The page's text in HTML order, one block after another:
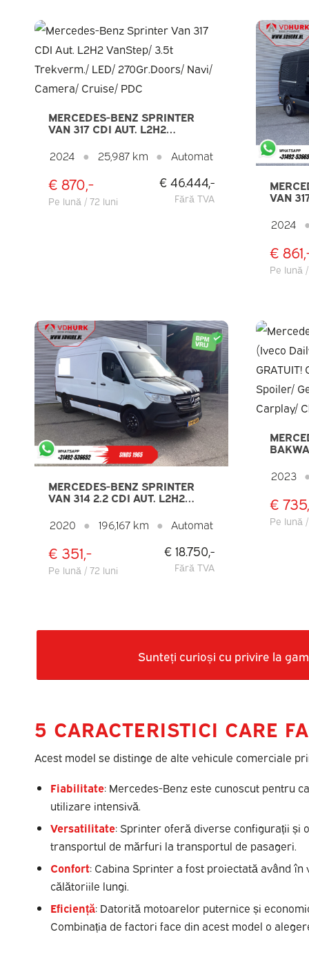
MERCEDES-BENZ SPRINTER
VAN 317 CDI AUT. L2H2
LED/ 270GR.DOORS/ NAVI/
CAMERA/ CRUISE/ PDC
2024 ● 25,987 km ● Automat
€ 870,-
Pe lună / 72 luni
€ 46.444,-
Fără TVA VAN
2024 ●
€
Pe lună
MERCEDES-BENZ SPRINTER
VAN 314 2.2 CDI AUT. L2H2
CAMERA/ CRUISE/ DAB/
REMORCĂ
2020 ● 196,167 km ● Automat
€ 351,-
Pe lună / 72 luni
€ 18.750,-
Fără TVA
NAVI/
2023 ●
€
Pe lună
Sunteți curioși cu privire la
5 CARACTERISTICI CARE
Acest model se distinge de alte vehicule comerciale
Fiabilitate: Mercedes-Benz este cunoscut pentru
utilizare intensivă.
Versatilitate: Sprinter oferă diverse configurații și
transportul de mărfuri la transportul de pasageri.
Confort: Cabina Sprinter a fost proiectată având
călătoriile lungi.
Eficiență: Datorită motoarelor puternice și
Combinația de factori face din acest model o